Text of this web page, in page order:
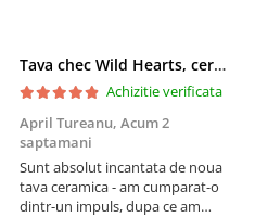
Tava chec Wild Hearts, ceramica smaltuita, pictata manual, 31,0 X 12,0 cm
Achizitie verificata
April Tureanu, Acum 2
saptamani
Sunt absolut incantata de noua
tava ceramica - am cumparat-o
dintr-un impuls, dupa ce am